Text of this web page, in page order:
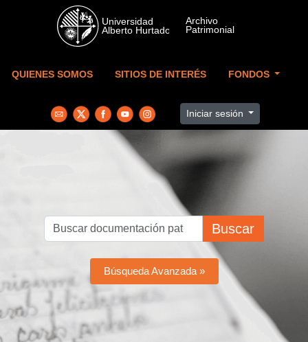
Skip to main content
QUIENES SOMOS SITIOS DE INTERÉS FONDOS
Iniciar sesión
Buscar
Búsqueda Avanzada »